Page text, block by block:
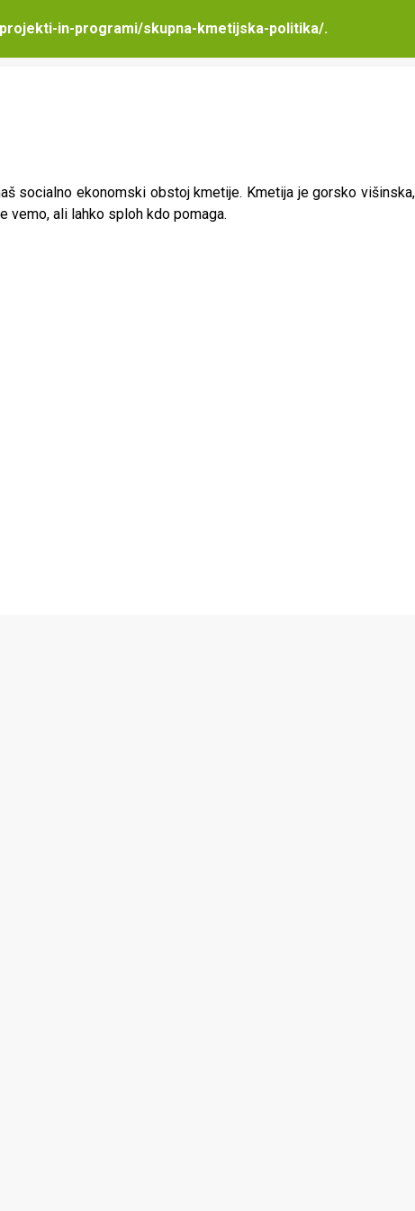
in-programi/skupna-kmetijska-politika/.
socialno ekonomski obstoj kmetije. Kmetija je gorsko višinska,
vemo, ali lahko sploh kdo pomaga.